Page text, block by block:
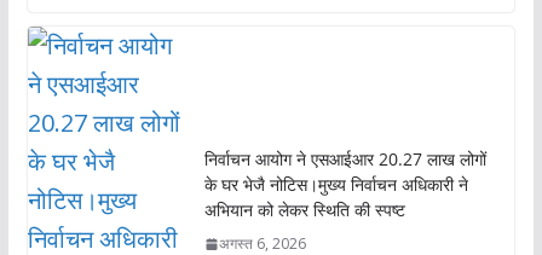
o
o
k
A
p
निर्वाचन आयोग ने एसआईआर 20.27 लाख लोगों
के घर भेजै नोटिस।मुख्य निर्वाचन अधिकारी ने
अभियान को लेकर स्थिति की स्पष्ट
अगस्त 6, 2026